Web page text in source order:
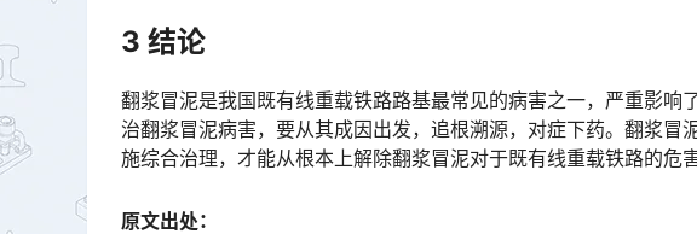
3 结论
翻浆冒泥是我国既有线重载铁路路基最常见的病害之一，严重影响
治翻浆冒泥病害，要从其成因出发，追根溯源，对症下药。翻浆
施综合治理，才能从根本上解除翻浆冒泥对于既有线重载铁路的危害
原文出处：